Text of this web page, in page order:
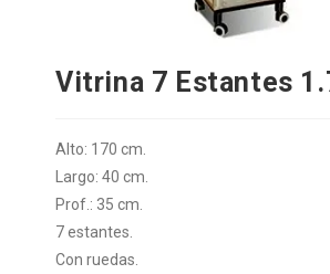
Vitrina 7 Estantes
Alto: 170 cm.
Largo: 40 cm.
Prof.: 35 cm.
7 estantes.
Con ruedas.